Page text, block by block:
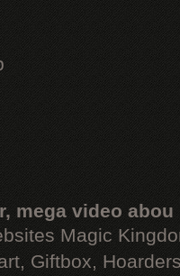
mega video abou
Magic
Giftbox,